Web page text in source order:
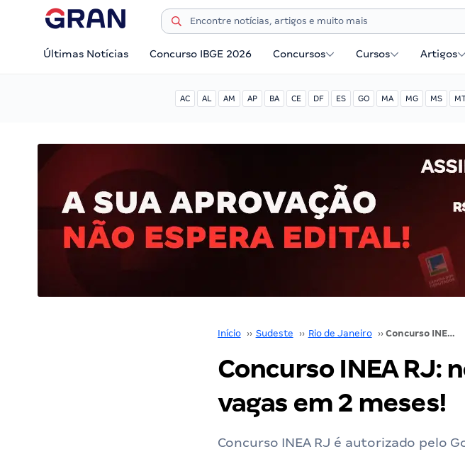
Últimas Notícias Concurso IBGE 2026 Concursos Cursos Artigos
AC AL AM AP BA CE DF ES GO MA MG MS
Início ›› Sudeste ›› Rio de Janeiro ›› Concurso INEA RJ: novo edital com 150 vagas em 2 meses!
Concurso INEA RJ:
vagas em 2 meses!
Concurso INEA RJ é autorizado pelo